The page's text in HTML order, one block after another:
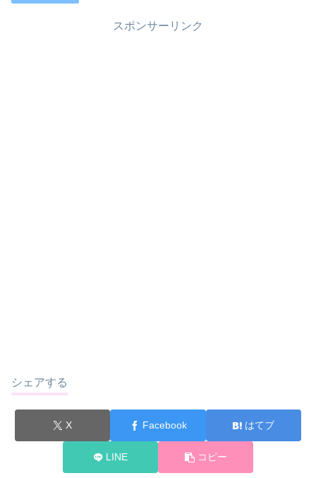
スポンサーリンク
シェアする
X Facebook はてブ
LINE コピー